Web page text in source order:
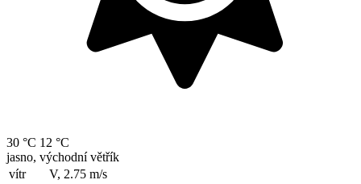
30 °C 12 °C
jasno, východní větřík
vítr
V, 2.75 m/s